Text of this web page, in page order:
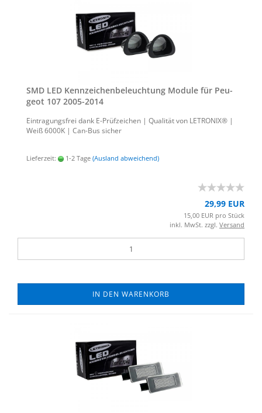
SMD LED Kenn­zei­chen­be­leuch­tung Mo­du­le für Peu­
geot 107 2005-​2014
Ein­tra­gungs­frei dank E-​Prüfzeichen | Qua­li­tät von LE­TRO­NIX® |
Weiß 6000K | Can-​Bus si­cher
Lieferzeit: 1-2 Tage (Ausland abweichend)
29,99 EUR
15,00 EUR pro Stück
inkl. MwSt. zzgl. Versand
IN DEN WARENKORB